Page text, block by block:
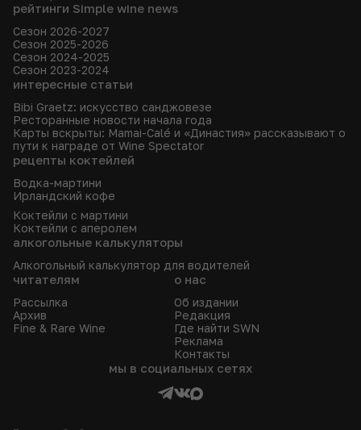
рейтинги Simple wine news
Сезон 2026-2027
Сезон 2025-2026
Сезон 2024-2025
Сезон 2023-2024
интересные статьи
Bibi Graetz: искусство санджовезе
Ресторанные новости начала года
Карты вскрыты: Mamai-Calé и «Династия» рассказывают о
пути к награде от Wine Spectator
рецепты коктейлей
Водка-мартини
Ирландский кофе
Коктейли с мартини
Коктейли с аперолем
алкогольные калькуляторы
Алкогольный калькулятор для водителей
читателям
Рассылка
Архив
Fine & Rare Wine
о нас
Об издании
Редакция
Где найти SWN
Реклама
Контакты
мы в социальных сетях